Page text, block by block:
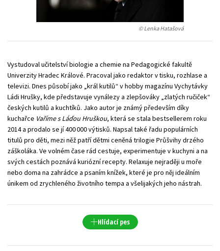
Zahraniční literatura
© Lenka Hatašová
Vystudoval učitelství biologie a chemie na Pedagogické fakultě
Univerzity Hradec Králové. Pracoval jako redaktor v tisku, rozhlase a
televizi. Dnes působí jako „král kutilů“ v hobby magazínu Vychytávky
Ládi Hrušky, kde představuje vynálezy a zlepšováky „zlatých ručiček“
českých kutilů a kuchtíků. Jako autor je známý především díky
kuchařce Vaříme s Láďou Hruškou, která se stala bestsellerem roku
2014 a prodalo se jí 400 000 výtisků. Napsal také řadu populárních
titulů pro děti, mezi něž patří dětmi ceněná trilogie Průšvihy drzého
záškoláka. Ve volném čase rád cestuje, experimentuje v kuchyni a na
svých cestách poznává kuriózní recepty. Relaxuje nejraději u moře
nebo doma na zahrádce a psaním knížek, které je pro něj ideálním
únikem od zrychleného životního tempa a všelijakých jeho nástrah.
Hlídací pes